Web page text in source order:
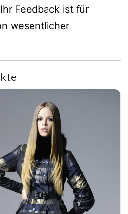
Feedback ist für
wesentlicher